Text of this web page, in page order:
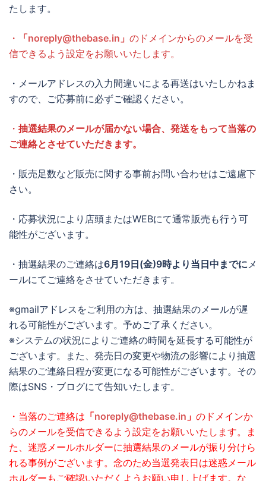
たします。
・ 「noreply@thebase.in 」 のドメインからのメールを受
信できるよう設定をお願いいたします。
・メールアドレスの入力間違いによる再送はいたしかねま
すので、ご応募前に必ずご確認ください。
・ 抽選結果のメールが届かない場合、発送をもって当落の
ご連絡とさせていただきます。
・販売足数など販売に関する事前お問い合わせはご遠慮下
さい。
・応募状況により店頭またはWEBにて通常販売も行う可
能性がございます。
・抽選結果のご連絡は6月19日(金)9時より当日中までにメ
ールにてご連絡をさせていただきます。
※gmailアドレスをご利用の方は、抽選結果のメールが遅
れる可能性がございます。予めご了承ください。
※システムの状況によりご連絡の時間を延長する可能性が
ございます。また、発売日の変更や物流の影響により抽選
結果のご連絡日程が変更になる可能性がございます。その
際はSNS・ブログにて告知いたします。
・当落のご連絡は 「noreply@thebase.in 」 のドメインか
らのメールを受信できるよう設定をお願いいたします。
ま
た、迷惑メールホルダーに抽選結果のメールが振り分けら
れる事例がございます。念のため当選発表日は迷惑メール
ホルダーもご確認いただくようお願い申し上げます。 な